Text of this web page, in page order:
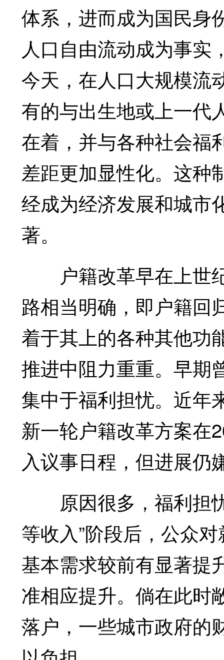
体系，进而成为国民身
人口自由流动成为事实
今天，在人口大规模流
有的与出生地或上一代
在着，并与各种社会福
差距更加显性化。这种
经成为经济发展和城市
著。
户籍改革早在上世
路相当明确，即户籍回
着于其上的各种其他功
推进中阻力重重。早期
集中于福利担忧。近年
新一轮户籍改革方案在
入议事日程，但进展仍
原因很多，福利担忧
等收入”阶段后，公众
基本需求较前有显著提
准相应提升。倘在此时
落户，一些城市政府的